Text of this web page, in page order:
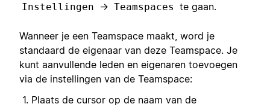
Instellingen → Teamspaces te gaan.
Wanneer je een Teamspace maakt, word je
standaard de eigenaar van deze Teamspace. Je
kunt aanvullende leden en eigenaren toevoegen
via de instellingen van de Teamspace:
Plaats de cursor op de naam van de